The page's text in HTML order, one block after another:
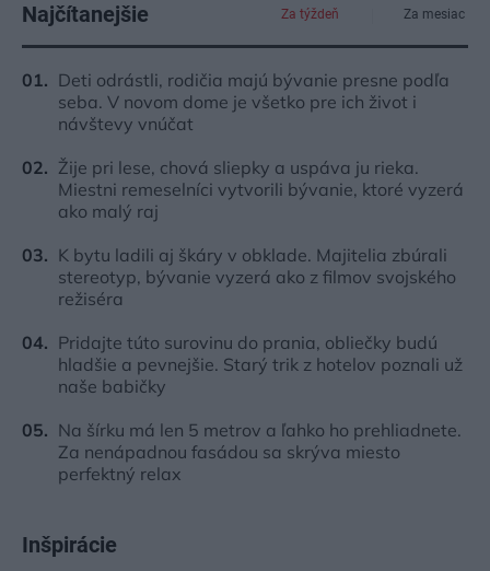
Najčítanejšie Za týždeň Za mesiac
Deti odrástli, rodičia majú bývanie presne podľa
seba. V novom dome je všetko pre ich život i
návštevy vnúčat
Žije pri lese, chová sliepky a uspáva ju rieka.
Miestni remeselníci vytvorili bývanie, ktoré vyzerá
ako malý raj
K bytu ladili aj škáry v obklade. Majitelia zbúrali
stereotyp, bývanie vyzerá ako z filmov svojského
režiséra
Pridajte túto surovinu do prania, obliečky budú
hladšie a pevnejšie. Starý trik z hotelov poznali už
naše babičky
Na šírku má len 5 metrov a ľahko ho prehliadnete.
Za nenápadnou fasádou sa skrýva miesto
perfektný relax
Inšpirácie